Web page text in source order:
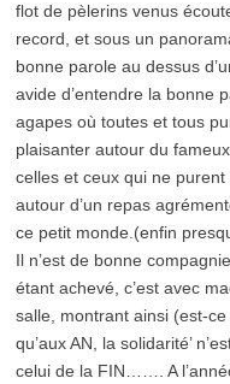
flot de pèlerins venus
record, et sous un
bonne parole au dessus
avide d’entendre la bonne
agapes où toutes et tous
plaisanter autour du
celles et ceux qui ne
autour d’un repas
ce petit monde.(enfin
Il n’est de bonne
étant achevé, c’est avec
salle, montrant ainsi (est-
qu’aux AN, la solidarité’
celui de la FIN……. A